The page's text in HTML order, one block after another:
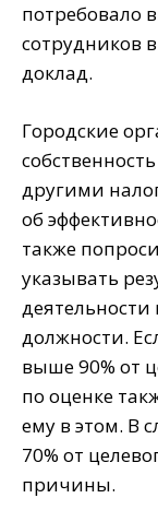
потребовало
сотрудников
доклад.
Городские
другими
об
также
указывать
должности.
выше 90% от
по оценке
ему в этом. В
70% от
причины.